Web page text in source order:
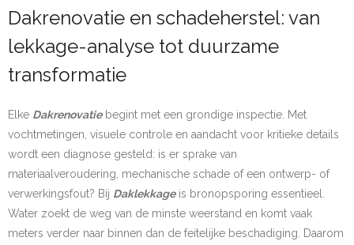
Dakrenovatie en schadeherstel: van
lekkage-analyse tot duurzame
transformatie
Elke Dakrenovatiebegint met een grondige inspectie. Met
vochtmetingen, visuele controle en aandacht voor kritieke details
wordt een diagnose gesteld: is er sprake van
materiaalveroudering, mechanische schade of een ontwerp- of
verwerkingsfout? Bij Daklekkageis bronopsporing essentieel.
Water zoekt de weg van de minste weerstand en komt vaak
meters verder naar binnen dan de feitelijke beschadiging. Daarom